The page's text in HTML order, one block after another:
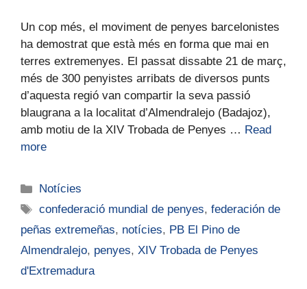
Un cop més, el moviment de penyes barcelonistes
ha demostrat que està més en forma que mai en
terres extremenyes. El passat dissabte 21 de març,
més de 300 penyistes arribats de diversos punts
d’aquesta regió van compartir la seva passió
blaugrana a la localitat d’Almendralejo (Badajoz),
amb motiu de la XIV Trobada de Penyes … Read
more
Notícies
confederació mundial de penyes,federación de
peñas extremeñas, notícies, PB El Pino de
Almendralejo, penyes, XIV Trobada de Penyes
d'Extremadura